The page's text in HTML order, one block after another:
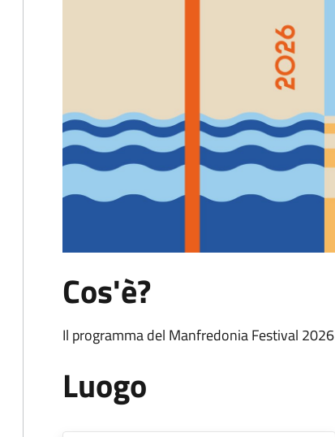
Cos'è?
Il programma del Manfredonia Festival 2026
Luogo